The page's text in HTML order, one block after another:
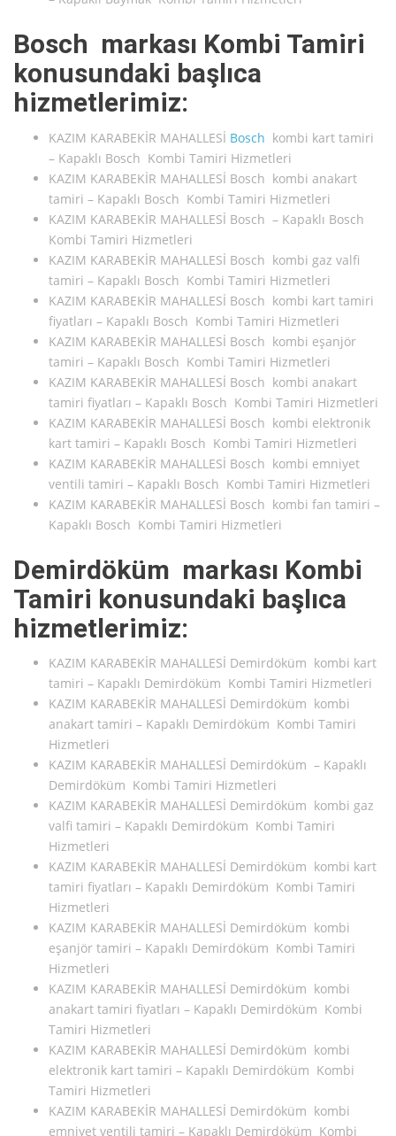
Bosch markası Kombi Tamiri
konusundaki başlıca
hizmetlerimiz:
KAZIM KARABEKİR MAHALLESİ Bosch kombi kart tamiri
– Kapaklı Bosch Kombi Tamiri Hizmetleri
KAZIM KARABEKİR MAHALLESİ Bosch kombi anakart
tamiri – Kapaklı Bosch Kombi Tamiri Hizmetleri
KAZIM KARABEKİR MAHALLESİ Bosch – Kapaklı Bosch
Kombi Tamiri Hizmetleri
KAZIM KARABEKİR MAHALLESİ Bosch kombi gaz valfi
tamiri – Kapaklı Bosch Kombi Tamiri Hizmetleri
KAZIM KARABEKİR MAHALLESİ Bosch kombi kart tamiri
fiyatları – Kapaklı Bosch Kombi Tamiri Hizmetleri
KAZIM KARABEKİR MAHALLESİ Bosch kombi eşanjör
tamiri – Kapaklı Bosch Kombi Tamiri Hizmetleri
KAZIM KARABEKİR MAHALLESİ Bosch kombi anakart
tamiri fiyatları – Kapaklı Bosch Kombi Tamiri Hizmetleri
KAZIM KARABEKİR MAHALLESİ Bosch kombi elektronik
kart tamiri – Kapaklı Bosch Kombi Tamiri Hizmetleri
KAZIM KARABEKİR MAHALLESİ Bosch kombi emniyet
ventili tamiri – Kapaklı Bosch Kombi Tamiri Hizmetleri
KAZIM KARABEKİR MAHALLESİ Bosch kombi fan tamiri –
Kapaklı Bosch Kombi Tamiri Hizmetleri
Demirdöküm markası Kombi
Tamiri konusundaki başlıca
hizmetlerimiz:
KAZIM KARABEKİR MAHALLESİ Demirdöküm kombi kart
tamiri – Kapaklı Demirdöküm Kombi Tamiri Hizmetleri
KAZIM KARABEKİR MAHALLESİ Demirdöküm kombi
anakart tamiri – Kapaklı Demirdöküm Kombi Tamiri
Hizmetleri
KAZIM KARABEKİR MAHALLESİ Demirdöküm – Kapaklı
Demirdöküm Kombi Tamiri Hizmetleri
KAZIM KARABEKİR MAHALLESİ Demirdöküm kombi gaz
valfi tamiri – Kapaklı Demirdöküm Kombi Tamiri
Hizmetleri
KAZIM KARABEKİR MAHALLESİ Demirdöküm kombi kart
tamiri fiyatları – Kapaklı Demirdöküm Kombi Tamiri
Hizmetleri
KAZIM KARABEKİR MAHALLESİ Demirdöküm kombi
eşanjör tamiri – Kapaklı Demirdöküm Kombi Tamiri
Hizmetleri
KAZIM KARABEKİR MAHALLESİ Demirdöküm kombi
anakart tamiri fiyatları – Kapaklı Demirdöküm Kombi
Tamiri Hizmetleri
KAZIM KARABEKİR MAHALLESİ Demirdöküm kombi
elektronik kart tamiri – Kapaklı Demirdöküm Kombi
Tamiri Hizmetleri
KAZIM KARABEKİR MAHALLESİ Demirdöküm kombi
emniyet ventili tamiri – Kapaklı Demirdöküm Kombi